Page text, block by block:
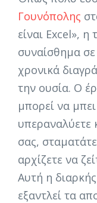
Γουνόπολης
είναι Excel»,
συναίσθημα
χρονικά
την ουσία. Ο
μπορεί να
υπεραναλύετε
σας,
αρχίζετε να
Αυτή η
εξαντλεί τα